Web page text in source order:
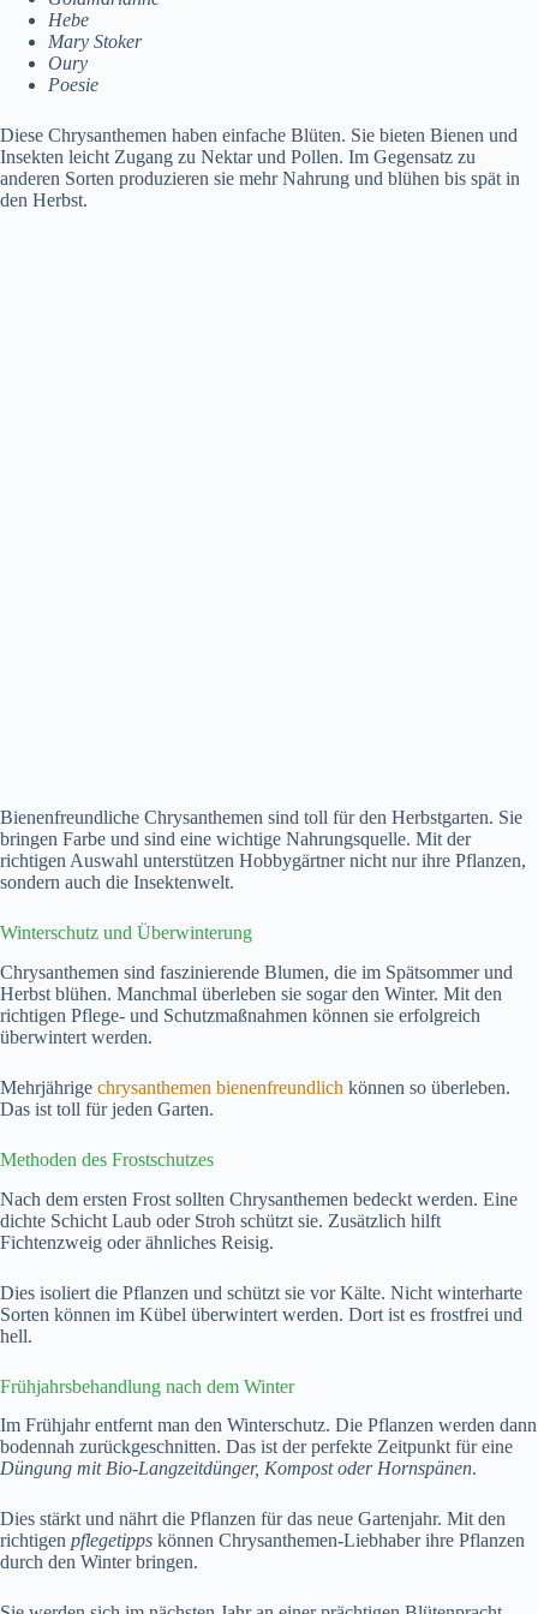
Hebe
Mary Stoker
Oury
Poesie
Diese Chrysanthemen haben einfache Blüten. Sie bieten Bienen und
Insekten leicht Zugang zu Nektar und Pollen. Im Gegensatz zu
anderen Sorten produzieren sie mehr Nahrung und blühen bis spät in
den Herbst.
Bienenfreundliche Chrysanthemen sind toll für den Herbstgarten. Sie
bringen Farbe und sind eine wichtige Nahrungsquelle. Mit der
richtigen Auswahl unterstützen Hobbygärtner nicht nur ihre Pflanzen,
sondern auch die Insektenwelt.
Winterschutz und Überwinterung
Chrysanthemen sind faszinierende Blumen, die im Spätsommer und
Herbst blühen. Manchmal überleben sie sogar den Winter. Mit den
richtigen Pflege- und Schutzmaßnahmen können sie erfolgreich
überwintert werden.
Mehrjährige chrysanthemen bienenfreundlich können so überleben.
Das ist toll für jeden Garten.
Methoden des Frostschutzes
Nach dem ersten Frost sollten Chrysanthemen bedeckt werden. Eine
dichte Schicht Laub oder Stroh schützt sie. Zusätzlich hilft
Fichtenzweig oder ähnliches Reisig.
Dies isoliert die Pflanzen und schützt sie vor Kälte. Nicht winterharte
Sorten können im Kübel überwintert werden. Dort ist es frostfrei und
hell.
Frühjahrsbehandlung nach dem Winter
Im Frühjahr entfernt man den Winterschutz. Die Pflanzen werden dann
bodennah zurückgeschnitten. Das ist der perfekte Zeitpunkt für eine
Düngung mit Bio-Langzeitdünger, Kompost oder Hornspänen.
Dies stärkt und nährt die Pflanzen für das neue Gartenjahr. Mit den
richtigen pflegetipps können Chrysanthemen-Liebhaber ihre Pflanzen
durch den Winter bringen.